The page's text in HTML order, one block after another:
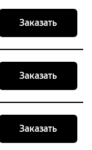
Заказать
Заказать
Заказать